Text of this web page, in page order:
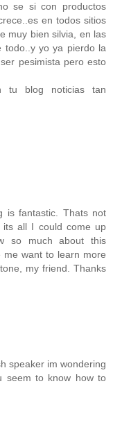
se si con productos
en todos sitios
muy bien silvia, en las
todo..y yo ya pierdo la
pesimista pero esto
tu blog noticias tan
is fantastic. Thats not
its all I could come up
so much about this
me want to learn more
my friend. Thanks
speaker im wondering
seem to know how to